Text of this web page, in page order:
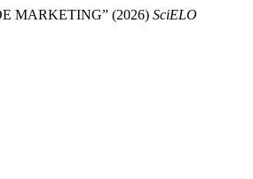
MARKETING” (2026) SciELO